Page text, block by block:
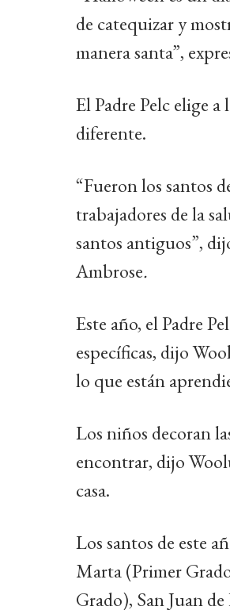
de catequizar y
manera santa”,
El Padre Pelc elige
diferente.
“Fueron los santos
trabajadores de la
santos antiguos”,
Ambrose.
Este año, el Padre
específicas, dijo
lo que están
Los niños decoran
encontrar, dijo
casa.
Los santos de este
Marta (Primer
Grado), San Juan